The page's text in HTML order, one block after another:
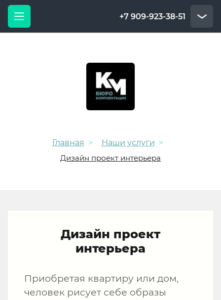
+7 909-923-38-51
Главная > Наши услуги >
Дизайн проект интерьера
Дизайн проект
интерьера
Приобретая квартиру или дом,
человек рисует себе образы